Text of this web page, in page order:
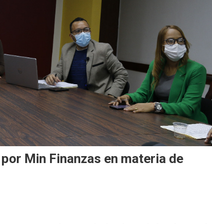
Min Finanzas en materia de